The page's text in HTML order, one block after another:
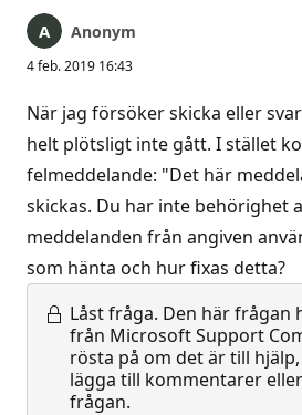
Anonym
4 feb. 2019 16:43
När jag försöker skicka eller
helt plötsligt inte gått. I stället
felmeddelande: "Det här
skickas. Du har inte behörighet
meddelanden från angiven
som hänta och hur fixas detta?
Låst fråga. Den här frågan
från Microsoft Support
rösta på om det är till
lägga till kommentarer
frågan.